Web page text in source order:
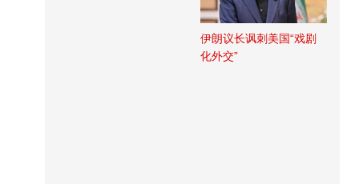
伊朗议长讽刺美国“戏剧
化外交”